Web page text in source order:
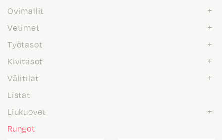
Ovimallit
Vetimet
Työtasot
Kivitasot
Välitilat
Listat
Liukuovet
Rungot